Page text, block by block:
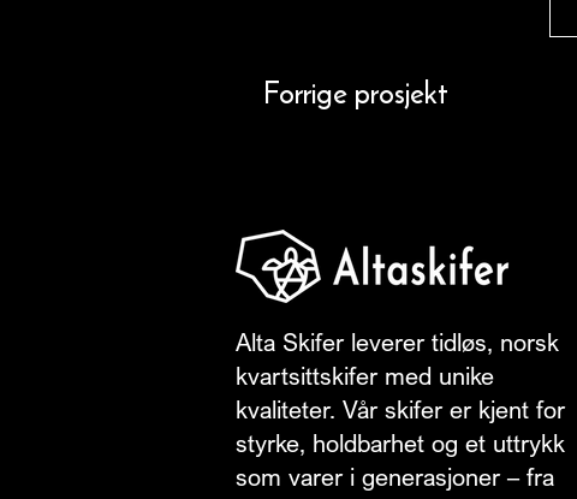
Forrige prosjekt
Alta Skifer leverer tidløs, norsk
kvartsittskifer med unike
kvaliteter. Vår skifer er kjent for
styrke, holdbarhet og et uttrykk
som varer i generasjoner – fra